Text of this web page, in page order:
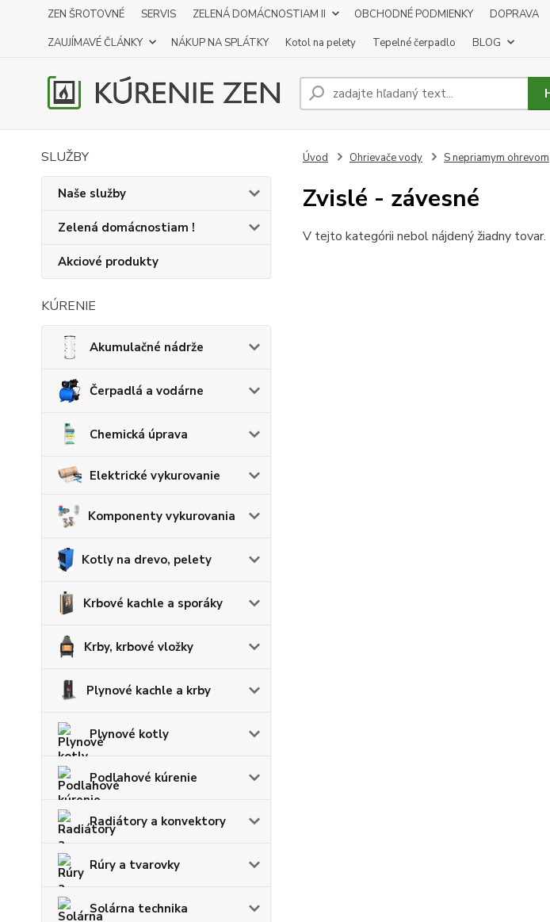
ZEN ŠROTOVNÉ SERVIS ZELENÁ DOMÁCNOSTIAM II OBCHODNÉ PODMIENKY DOPRAVA
ZAUJÍMAVÉ ČLÁNKY
NÁKUP NA SPLÁTKY Kotol na pelety Tepelné čerpadlo BLOG
SLUŽBY
Naše služby
Zelená domácnostiam !
Akciové produkty
KÚRENIE
Akumulačné nádrže
Čerpadlá a vodárne
Chemická úprava
Elektrické vykurovanie
Komponenty vykurovania
Kotly na drevo, pelety
Krbové kachle a sporáky
Krby, krbové vložky
Plynové kachle a krby
Plynové kotly
Podlahové kúrenie
Radiátory a konvektory
Rúry a tvarovky
Solárna technika
Úvod Ohrievače vody S nepriamym ohrevom
Zvislé - závesné
V tejto kategórii nebol nájdený žiadny tovar.